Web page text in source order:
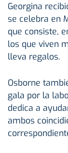
Georgina
se celebra en
que consiste,
los que viven
lleva regalos.
Osborne
gala por la
dedica a
ambos